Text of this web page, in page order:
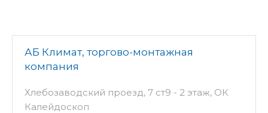
АБ Климат, торгово-монтажная
компания
Хлебозаводский проезд, 7 ст9 - 2 этаж, ОК
Калейдоскоп